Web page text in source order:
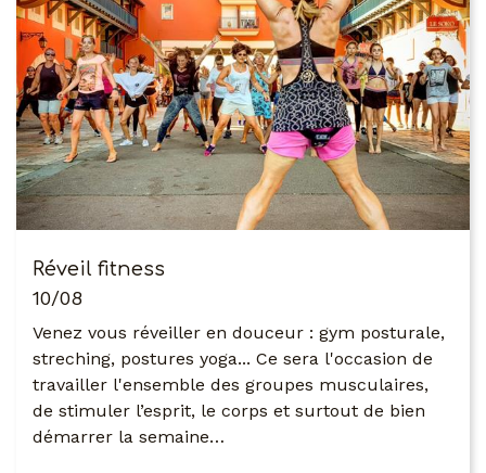
Réveil fitness
10/08
Venez vous réveiller en douceur : gym posturale,
streching, postures yoga... Ce sera l'occasion de
travailler l'ensemble des groupes musculaires,
de stimuler l’esprit, le corps et surtout de bien
démarrer la semaine…